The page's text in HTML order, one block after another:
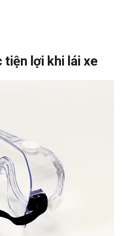
lợi khi lái xe